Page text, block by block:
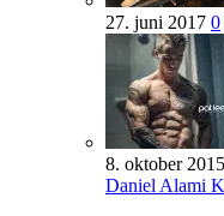
27. juni 2017 0
8. oktober 2015
Daniel Alami